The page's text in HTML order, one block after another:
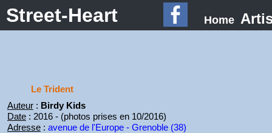
Street-Heart Home
Le Trident
Auteur: Birdy Kids
Date: 2016 - (photos prises en 10/2016)
Adresse: avenue de l'Europe - Grenoble (38)